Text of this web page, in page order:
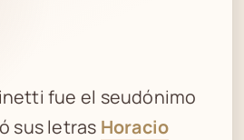
fue el seudónimo
sus letras Horacio